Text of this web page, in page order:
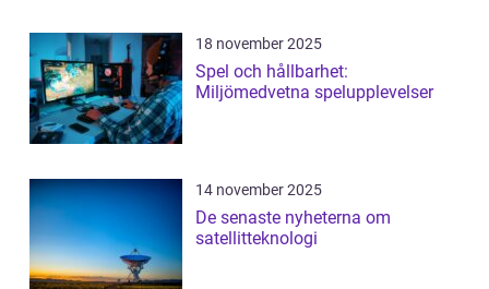
18 november 2025
Spel och hållbarhet:
Miljömedvetna spelupplevelser
14 november 2025
De senaste nyheterna om
satellitteknologi